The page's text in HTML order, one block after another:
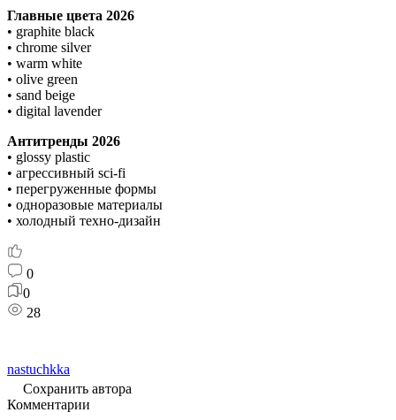
Главные цвета 2026
• graphite black
• chrome silver
• warm white
• olive green
• sand beige
• digital lavender
Антитренды 2026
• glossy plastic
• агрессивный sci-fi
• перегруженные формы
• одноразовые материалы
• холодный техно-дизайн
0
0
28
nastuchkka
Сохранить автора
Комментарии